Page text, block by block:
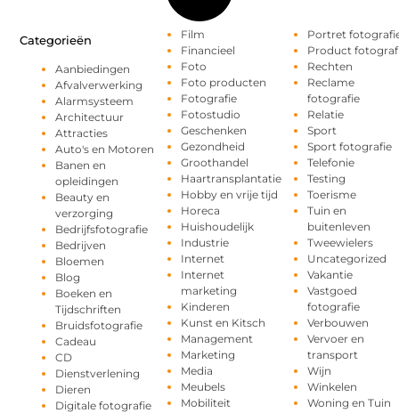
Categorieën
Aanbiedingen
Afvalverwerking
Alarmsysteem
Architectuur
Attracties
Auto's en Motoren
Banen en
opleidingen
Beauty en
verzorging
Bedrijfsfotografie
Bedrijven
Bloemen
Blog
Boeken en
Tijdschriften
Bruidsfotografie
Cadeau
CD
Dienstverlening
Dieren
Digitale fotografie
Film
Financieel
Foto
Foto producten
Fotografie
Fotostudio
Geschenken
Gezondheid
Groothandel
Haartransplantatie
Hobby en vrije tijd
Horeca
Huishoudelijk
Industrie
Internet
Internet
marketing
Kinderen
Kunst en Kitsch
Management
Marketing
Media
Meubels
Mobiliteit
Portret
Product
Rechten
Reclame
fotografie
Relatie
Sport
Sport fotografie
Telefonie
Testing
Toerisme
Tuin en
buitenleven
Tweewielers
Uncategorized
Vakantie
Vastgoed
fotografie
Verbouwen
Vervoer en
transport
Wijn
Winkelen
Woning en Tuin